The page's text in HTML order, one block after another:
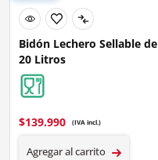
Bidón Lechero Sellable de
20 Litros
$139.990 (IVA incl.)
Agregar al carrito